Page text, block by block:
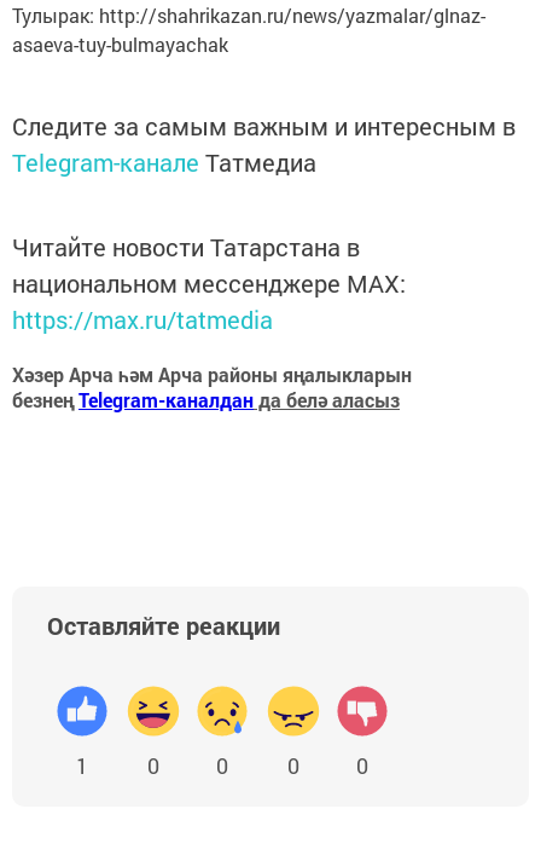
Тулырак: http://shahrikazan.ru/news/yazmalar/glnaz-
asaeva-tuy-bulmayachak
Следите за самым важным и интересным в
Telegram-канале Татмедиа
Читайте новости Татарстана в
национальном мессенджере MАХ:
https://max.ru/tatmedia
Хәзер Арча һәм Арча районы яңалыкларын
безнеңTelegram-каналданда белә аласыз
Оставляйте реакции
1 0 0 0 0